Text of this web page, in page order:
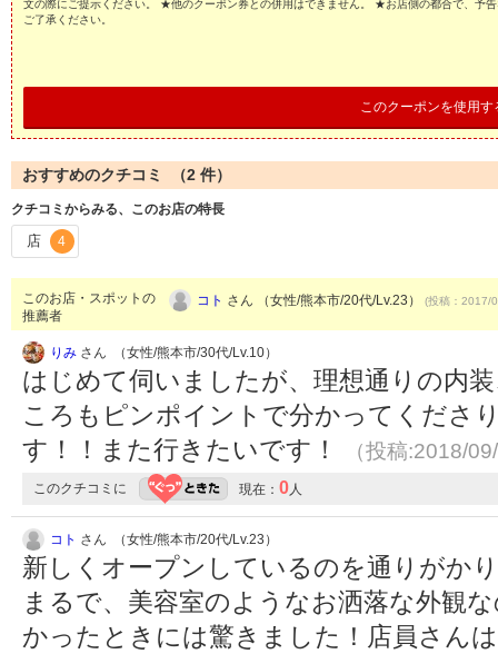
文の際にご提示ください。 ★他のクーポン券との併用はできません。 ★お店側の都合で、予
ご了承ください。
このクーポンを使用す
おすすめのクチコミ （2 件）
クチコミからみる、このお店の特長
店 4
このお店・スポットの
推薦者
コト さん （女性/熊本市/20代/Lv.23） (投稿：2017/
りみ さん （女性/熊本市/30代/Lv.10）
はじめて伺いましたが、理想通りの内
ころもピンポイントで分かってくださ
す！！また行きたいです！
（投稿:2018/
このクチコミに 現在： 0 人
コト さん （女性/熊本市/20代/Lv.23）
新しくオープンしているのを通りがか
まるで、美容室のようなお洒落な外観
かったときには驚きました！店員さん